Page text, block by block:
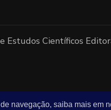
navegação, saiba mais em
Científicos